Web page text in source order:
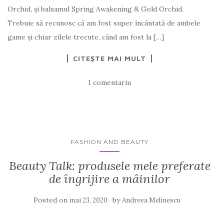
Orchid, și balsamul Spring Awakening & Gold Orchid.
Trebuie să recunosc că am fost super încântată de ambele
game și chiar zilele trecute, când am fost la […]
CITEȘTE MAI MULT
1 comentariu
FASHION AND BEAUTY
Beauty Talk: produsele mele preferate
de îngrijire a mâinilor
Posted on mai 23, 2020 byAndreea Melinescu